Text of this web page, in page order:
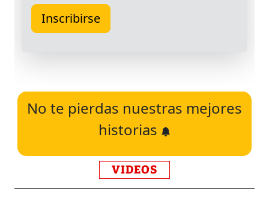
No te pierdas nuestras mejores
historias
VIDEOS